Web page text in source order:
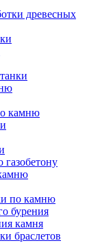
древесных
камню
по камню
бурения
камня
браслетов